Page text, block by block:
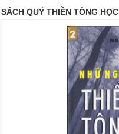
SÁCH QUÝ THIỀN TÔNG HỌC